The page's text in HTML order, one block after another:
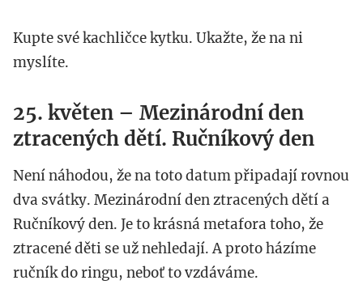
Kupte své kachličce kytku. Ukažte, že na ni
myslíte.
25. květen – Mezinárodní den
ztracených dětí. Ručníkový den
Není náhodou, že na toto datum připadají rovnou
dva svátky. Mezinárodní den ztracených dětí a
Ručníkový den. Je to krásná metafora toho, že
ztracené děti se už nehledají. A proto házíme
ručník do ringu, neboť to vzdáváme.